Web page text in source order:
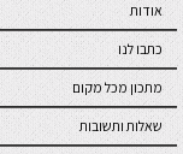
אודות
כתבו לנו
מתכון מכל מקום
שאלות ותשובות